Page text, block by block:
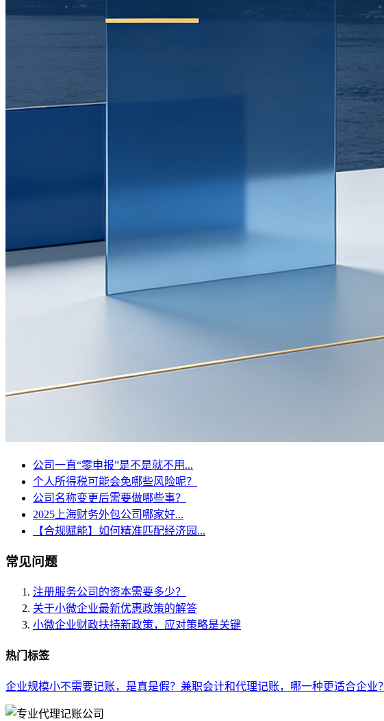
公司一直“零申报”是不是就不用...
个人所得税可能会免哪些风险呢？
公司名称变更后需要做哪些事？
2025上海财务外包公司哪家好...
【合规赋能】如何精准匹配经济园...
常见问题
注册服务公司的资本需要多少？
关于小微企业最新优惠政策的解答
小微企业财政扶持新政策，应对策略是关键
热门标签
企业规模小不需要记账，是真是假？ 兼职会计和代理记账，哪一种更适合企业？